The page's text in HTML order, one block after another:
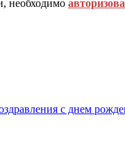
необходимо
с днем